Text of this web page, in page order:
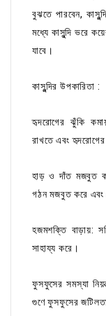
বুঝতে পারবেন,
মধ্যে কাসুন্দি ভরে
যাবে।
কাসুন্দির উপকারিতা :
হৃদরোগের ঝুঁকি
রাখতে এবং
হাড় ও দাঁত মজবুত
গঠন মজবুত করে এবং
হজমশক্তি বাড়ায়:
সাহায্য করে।
ফুসফুসের সমস্যা
গুণে ফুসফুসের জটিলতা